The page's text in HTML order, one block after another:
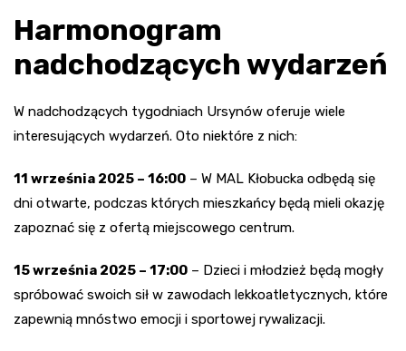
Harmonogram
nadchodzących wydarzeń
W nadchodzących tygodniach Ursynów oferuje wiele
interesujących wydarzeń. Oto niektóre z nich:
11 września 2025 – 16:00 – W MAL Kłobucka odbędą się
dni otwarte, podczas których mieszkańcy będą mieli okazję
zapoznać się z ofertą miejscowego centrum.
15 września 2025 – 17:00 – Dzieci i młodzież będą mogły
spróbować swoich sił w zawodach lekkoatletycznych, które
zapewnią mnóstwo emocji i sportowej rywalizacji.